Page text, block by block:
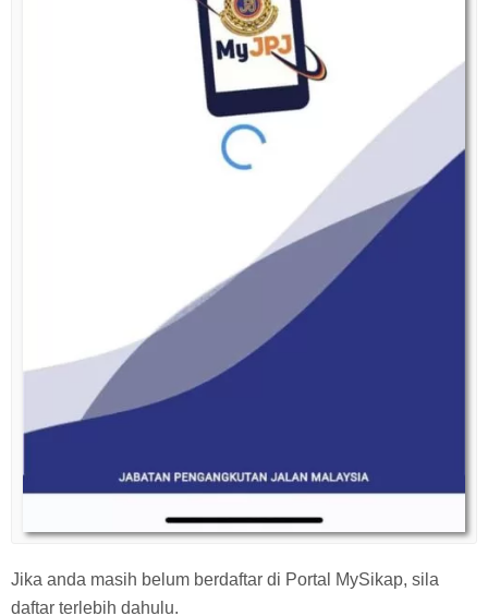
Jika anda masih belum berdaftar di Portal MySikap, sila
daftar terlebih dahulu.